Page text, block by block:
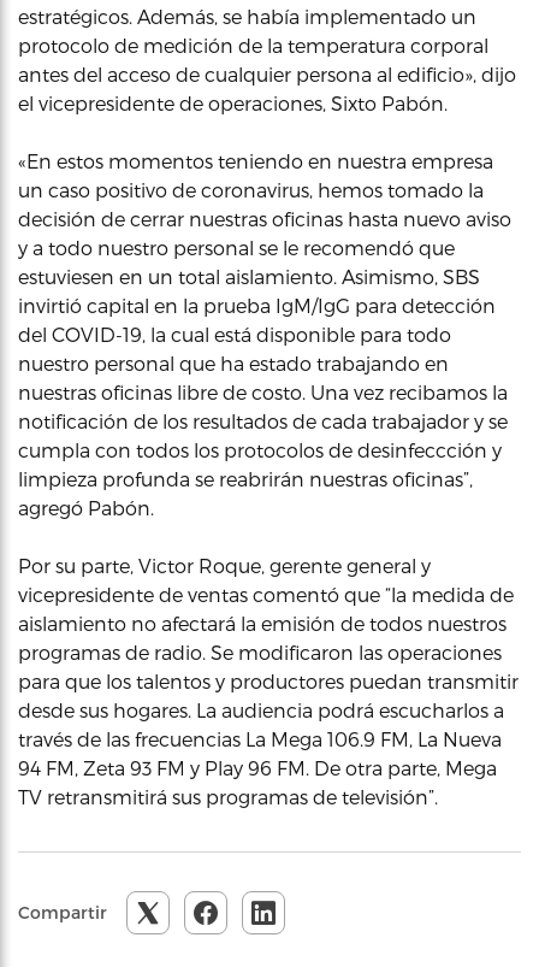
estratégicos. Además, se había implementado un
protocolo de medición de la temperatura corporal
antes del acceso de cualquier persona al edificio», dijo
el vicepresidente de operaciones, Sixto Pabón.
«En estos momentos teniendo en nuestra empresa
un caso positivo de coronavirus, hemos tomado la
decisión de cerrar nuestras oficinas hasta nuevo aviso
y a todo nuestro personal se le recomendó que
estuviesen en un total aislamiento. Asimismo, SBS
invirtió capital en la prueba IgM/IgG para detección
del COVID-19, la cual está disponible para todo
nuestro personal que ha estado trabajando en
nuestras oficinas libre de costo. Una vez recibamos la
notificación de los resultados de cada trabajador y se
cumpla con todos los protocolos de desinfeccción y
limpieza profunda se reabrirán nuestras oficinas”,
agregó Pabón.
Por su parte, Victor Roque, gerente general y
vicepresidente de ventas comentó que “la medida de
aislamiento no afectará la emisión de todos nuestros
programas de radio. Se modificaron las operaciones
para que los talentos y productores puedan transmitir
desde sus hogares. La audiencia podrá escucharlos a
través de las frecuencias La Mega 106.9 FM, La Nueva
94 FM, Zeta 93 FM y Play 96 FM. De otra parte, Mega
TV retransmitirá sus programas de televisión”.
Compartir